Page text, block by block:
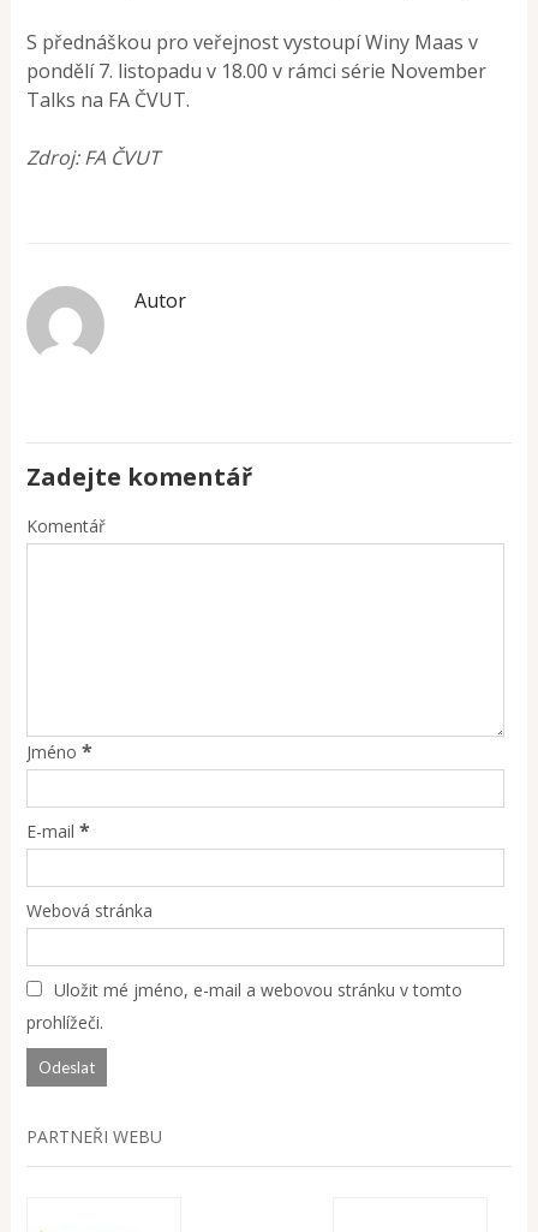
S přednáškou pro veřejnost vystoupí Winy Maas v
pondělí 7. listopadu v 18.00 v rámci série November
Talks na FA ČVUT.
Zdroj: FA ČVUT
Autor
Zadejte komentář
Komentář
Jméno *
E-mail *
Webová stránka
Uložit mé jméno, e-mail a webovou stránku v tomto
prohlížeči.
PARTNEŘI WEBU